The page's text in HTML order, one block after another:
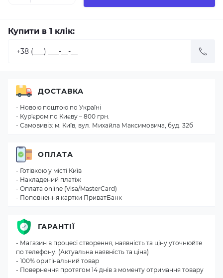
Купити в 1 клік:
ДОСТАВКА
- Новою поштою по Україні
- Кур'єром по Києву – 800 грн.
- Самовивіз: м. Київ, вул. Михайла Максимовича, буд. 32б
ОПЛАТА
- Готівкою у місті Київ
- Накладений платіж
- Оплата online (Visa/MasterCard)
- Поповнення картки ПриватБанк
ГАРАНТІЇ
- Магазин в процесі створення, наявність та ціну уточнюйте
по телефону. (Актуальна наявність та ціна)
- 100% оригінальний товар
- Повернення протягом 14 днів з моменту отримання товару